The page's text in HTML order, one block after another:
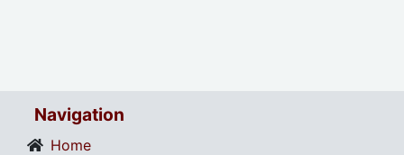
Navigation
Home